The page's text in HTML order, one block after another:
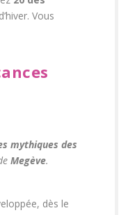
Vous
mythiques des
Megève.
dès le